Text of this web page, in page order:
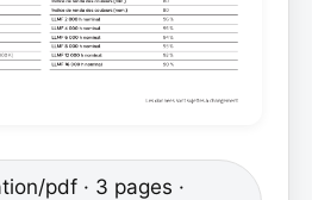
pdf · 3 pages ·